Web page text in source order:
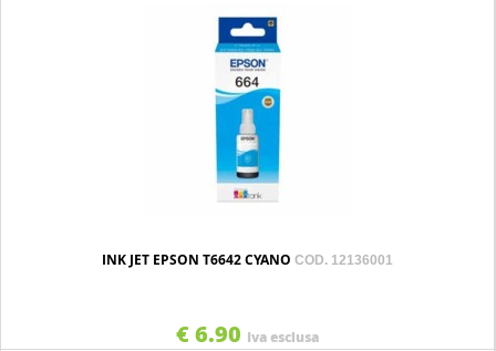
INK JET EPSON T6642 CYANO COD. 12136001
€ 6.90 Iva esclusa